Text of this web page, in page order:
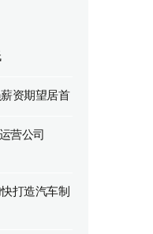
资期望居首
营公司
打造汽车制